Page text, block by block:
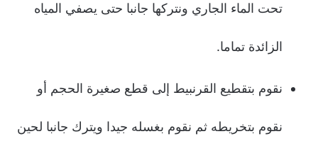
تحت الماء الجاري ونتركها جانبا حتى يصفي المياه
الزائدة تماما.
نقوم بتقطيع القرنبيط إلى قطع صغيرة الحجم أو
نقوم بتخريطه ثم نقوم بغسله جيدا ويترك جانبا لحين